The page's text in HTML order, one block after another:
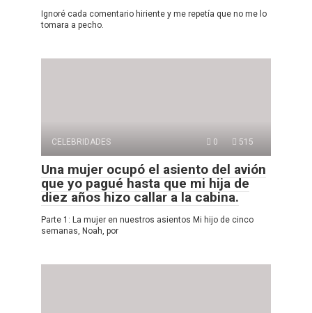
Ignoré cada comentario hiriente y me repetía que no me lo
tomara a pecho.
CELEBRIDADES 0 515
Una mujer ocupó el asiento del avión
que yo pagué hasta que mi hija de
diez años hizo callar a la cabina.
Parte 1: La mujer en nuestros asientos Mi hijo de cinco
semanas, Noah, por